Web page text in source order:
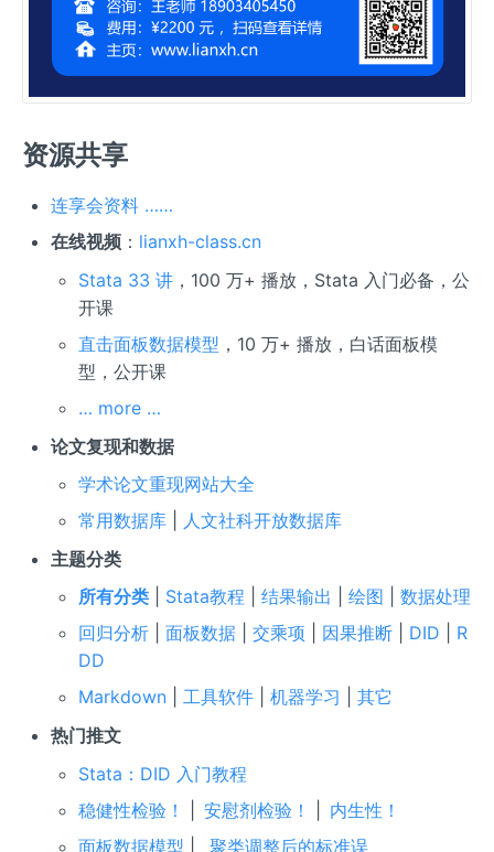
资源共享
连享会资料 ……
在线视频： lianxh-class.cn
Stata 33 讲 ，100 万+ 播放，Stata 入门必备，公
开课
直击面板数据模型 ，10 万+ 播放，白话面板模
型，公开课
… more …
论文复现和数据
学术论文重现网站大全
常用数据库
人文社科开放数据库
主题分类
所有分类
Stata教程 |结果输出 |绘图 |数据处理
回归分析 |面板数据 |交乘项 因果推断 DID
R
DD
Markdown |工具软件 |机器学习 |其它
热门推文
Stata：DID 入门教程
稳健性检验！
|安慰剂检验！
内生性！
面板数据模型 |聚类调整后的标准误